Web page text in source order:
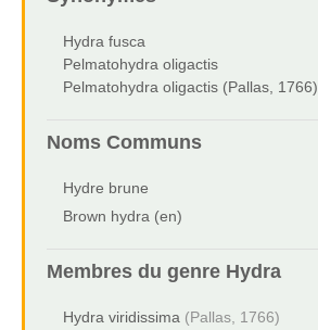
Hydra fusca
Pelmatohydra oligactis
Pelmatohydra oligactis (Pallas, 1766)
Noms Communs
Hydre brune
Brown hydra (en)
Membres du genre Hydra
Hydra viridissima (Pallas, 1766)